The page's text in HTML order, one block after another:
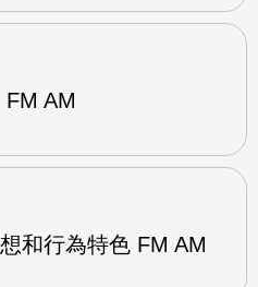
AM
和行為特色 FM AM